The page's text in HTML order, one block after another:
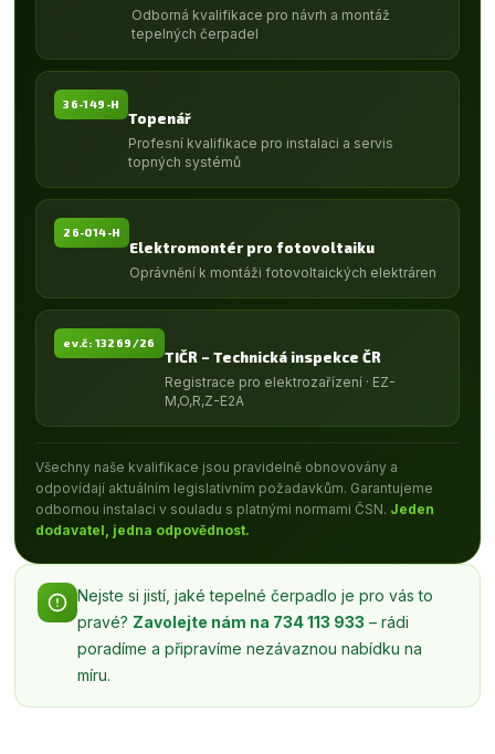
Odborná kvalifikace pro návrh a montáž
tepelných čerpadel
36-149-H
Topenář
Profesní kvalifikace pro instalaci a servis
topných systémů
26-014-H
Elektromontér pro fotovoltaiku
Oprávnění k montáži fotovoltaických elektráren
ev.č: 13269/26
TIČR – Technická inspekce ČR
Registrace pro elektrozařízení · EZ-
M,O,R,Z-E2A
Všechny naše kvalifikace jsou pravidelně obnovovány a
odpovídají aktuálním legislativním požadavkům. Garantujeme
odbornou instalaci v souladu s platnými normami ČSN. Jeden
dodavatel, jedna odpovědnost.
Nejste si jistí, jaké tepelné čerpadlo je pro vás to
pravé? Zavolejte nám na 734 113 933 – rádi
poradíme a připravíme nezávaznou nabídku na
míru.